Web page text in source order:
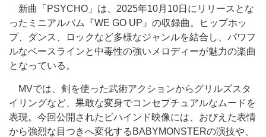
新曲「PSYCHO」は、2025年10月10日にリリースとな
ったミニアルバム『WE GO UP』の収録曲。ヒップホッ
プ、ダンス、ロックなど多様なジャンルを結合し、パワフ
ルなベースラインと中毒性の強いメロディーが魅力の楽曲
となっている。
MVでは、剣を使った武術アクションからグリルズスタ
イリングなど、果敢な変身でコンセプチュアルなムードを
表現。今回公開されたビハインド映像には、おびえた表情
から強烈な目つきへ変化するBABYMONSTERの演技や、